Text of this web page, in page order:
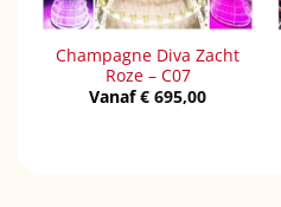
Champagne Diva Zacht
Roze – C07
Vanaf€ 695,00